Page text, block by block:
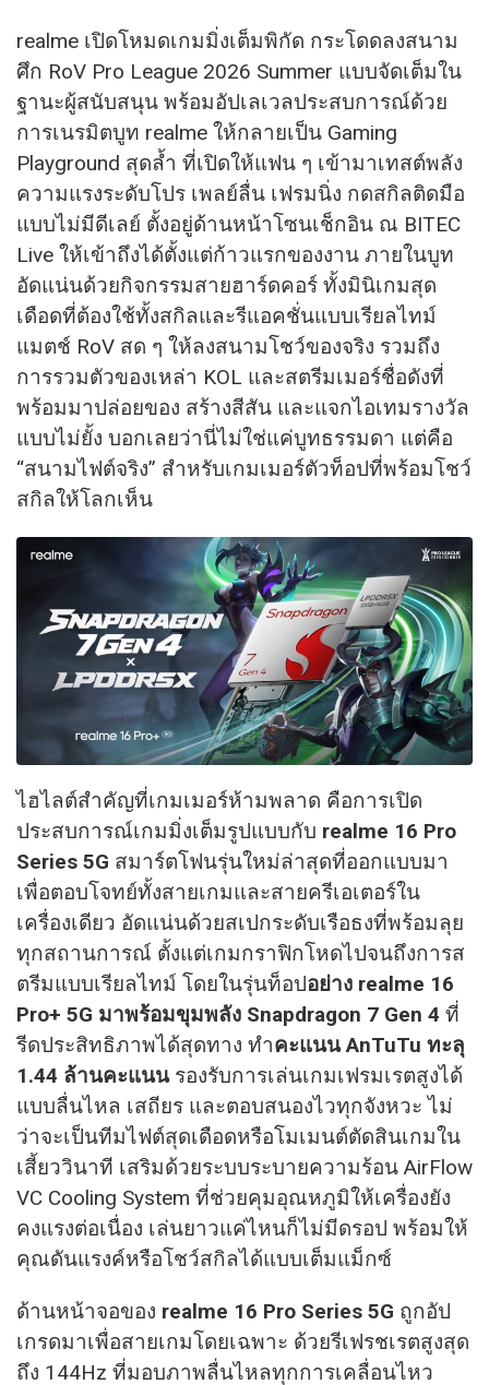
realme เปิดโหมดเกมมิ่งเต็มพิกัด กระโดดลงสนาม
ศึก RoV Pro League 2026 Summer แบบจัดเต็มใน
ฐานะผู้สนับสนุน พร้อมอัปเลเวลประสบการณ์ด้วย
การเนรมิตบูท realme ให้กลายเป็น Gaming
Playground สุดล้ำ ที่เปิดให้แฟน ๆ เข้ามาเทสต์พลัง
ความแรงระดับโปร เพลย์ลื่น เฟรมนิ่ง กดสกิลติดมือ
แบบไม่มีดีเลย์ ตั้งอยู่ด้านหน้าโซนเช็กอิน ณ BITEC
Live ให้เข้าถึงได้ตั้งแต่ก้าวแรกของงาน ภายในบูท
อัดแน่นด้วยกิจกรรมสายฮาร์ดคอร์ ทั้งมินิเกมสุด
เดือดที่ต้องใช้ทั้งสกิลและรีแอคชั่นแบบเรียลไทม์
แมตช์ RoV สด ๆ ให้ลงสนามโชว์ของจริง รวมถึง
การรวมตัวของเหล่า KOL และสตรีมเมอร์ชื่อดังที่
พร้อมมาปล่อยของ สร้างสีสัน และแจกไอเทมรางวัล
แบบไม่ยั้ง บอกเลยว่านี่ไม่ใช่แค่บูทธรรมดา แต่คือ
“สนามไฟต์จริง” สำหรับเกมเมอร์ตัวท็อปที่พร้อมโชว์
สกิลให้โลกเห็น
ไฮไลต์สำคัญที่เกมเมอร์ห้ามพลาด คือการเปิด
ประสบการณ์เกมมิ่งเต็มรูปแบบกับ realme 16 Pro
Series 5G สมาร์ตโฟนรุ่นใหม่ล่าสุดที่ออกแบบมา
เพื่อตอบโจทย์ทั้งสายเกมและสายครีเอเตอร์ใน
เครื่องเดียว อัดแน่นด้วยสเปกระดับเรือธงที่พร้อมลุย
ทุกสถานการณ์ ตั้งแต่เกมกราฟิกโหดไปจนถึงการส
ตรีมแบบเรียลไทม์ โดยในรุ่นท็อปอย่าง realme 16
Pro+ 5G มาพร้อมขุมพลัง Snapdragon 7 Gen 4 ที่
รีดประสิทธิภาพได้สุดทาง ทำคะแนน AnTuTu ทะลุ
1.44 ล้านคะแนนรองรับการเล่นเกมเฟรมเรตสูงได้
แบบลื่นไหล เสถียร และตอบสนองไวทุกจังหวะ ไม่
ว่าจะเป็นทีมไฟต์สุดเดือดหรือโมเมนต์ตัดสินเกมใน
เสี้ยววินาที เสริมด้วยระบบระบายความร้อน AirFlow
VC Cooling System ที่ช่วยคุมอุณหภูมิให้เครื่องยัง
คงแรงต่อเนื่อง เล่นยาวแค่ไหนก็ไม่มีดรอป พร้อมให้
คุณดันแรงค์หรือโชว์สกิลได้แบบเต็มแม็กซ์
ด้านหน้าจอของ realme 16 Pro Series 5G ถูกอัป
เกรดมาเพื่อสายเกมโดยเฉพาะ ด้วยรีเฟรชเรตสูงสุด
ถึง 144Hz ที่มอบภาพลื่นไหลทุกการเคลื่อนไหว